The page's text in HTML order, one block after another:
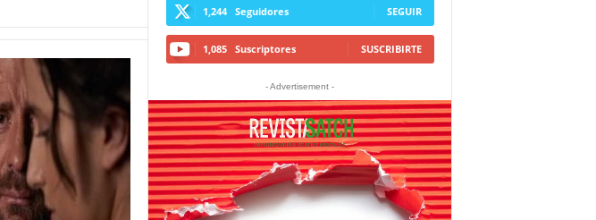
1,244 Seguidores SEGUIR
1,085 Suscriptores SUSCRIBIRTE
- Advertisement -